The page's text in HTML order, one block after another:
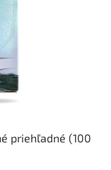
priehľadné (100